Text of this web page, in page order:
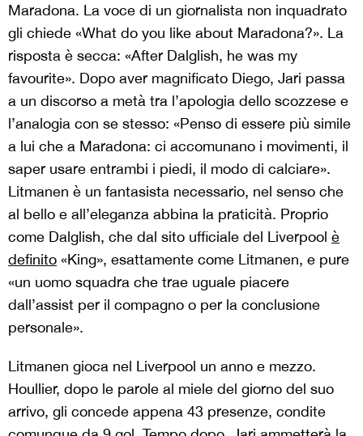
Maradona. La voce di un giornalista non inquadrato
gli chiede «What do you like about Maradona?». La
risposta è secca: «After Dalglish, he was my
favourite». Dopo aver magnificato Diego, Jari passa
a un discorso a metà tra l’apologia dello scozzese e
l’analogia con se stesso: «Penso di essere più simile
a lui che a Maradona: ci accomunano i movimenti, il
saper usare entrambi i piedi, il modo di calciare».
Litmanen è un fantasista necessario, nel senso che
al bello e all’eleganza abbina la praticità. Proprio
come Dalglish, che dal sito ufficiale del Liverpool è
definito «King», esattamente come Litmanen, e pure
«un uomo squadra che trae uguale piacere
dall’assist per il compagno o per la conclusione
personale».
Litmanen gioca nel Liverpool un anno e mezzo.
Houllier, dopo le parole al miele del giorno del suo
arrivo, gli concede appena 43 presenze, condite